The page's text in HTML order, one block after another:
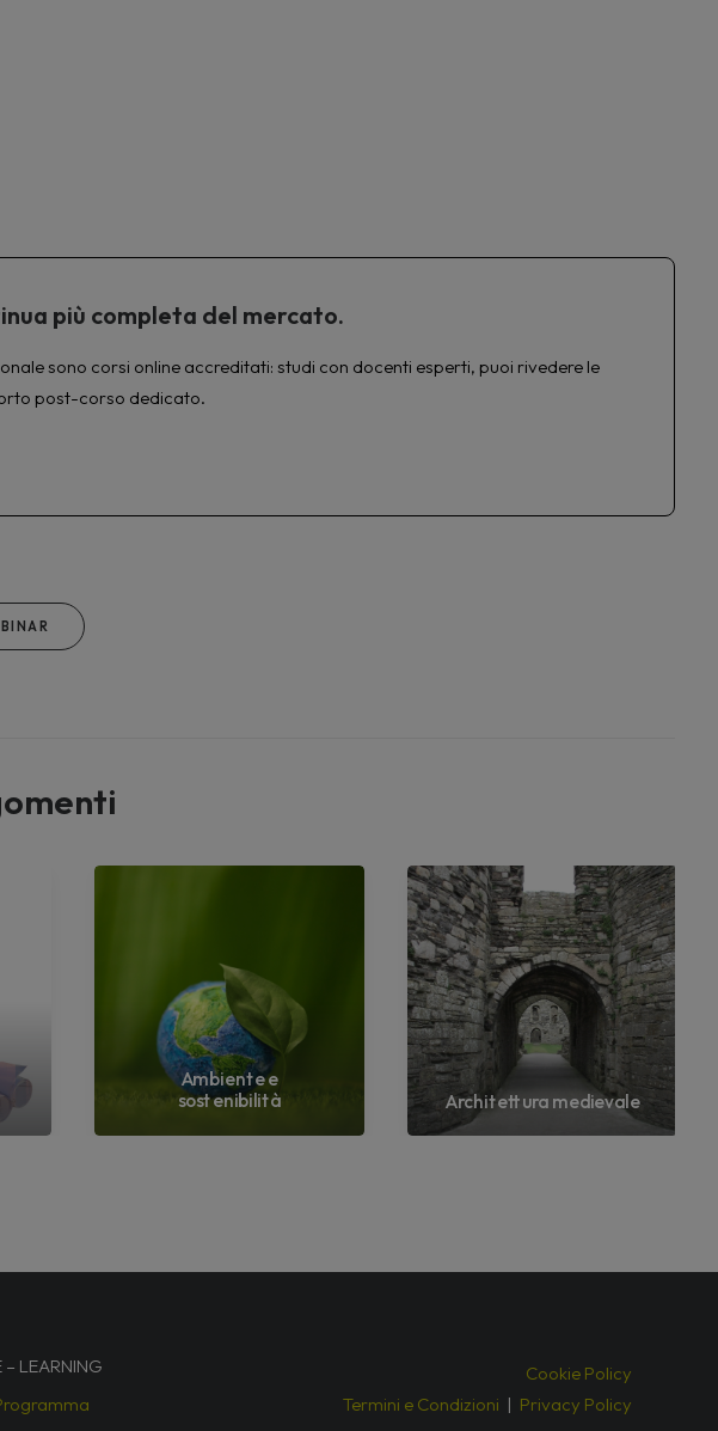
più completa del mercato.
sono corsi online accreditati: studi con docenti esperti, puoi rivedere le
post-corso dedicato.
Ambiente e
sostenibilità
Architettura medievale
– LEARNING
Cookie Policy
Termini e Condizioni | Privacy Policy